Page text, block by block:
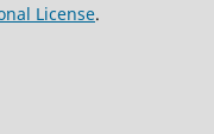
License.